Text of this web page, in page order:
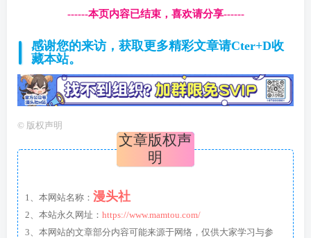
------本页内容已结束，喜欢请分享------
感谢您的来访，获取更多精彩文章请Cter+D收
藏本站。
© 版权声明
文章版权声
明
1、本网站名称： 漫头社
2、本站永久网址： https://www.mamtou.com/
3、本网站的文章部分内容可能来源于网络，仅供大家学习与参